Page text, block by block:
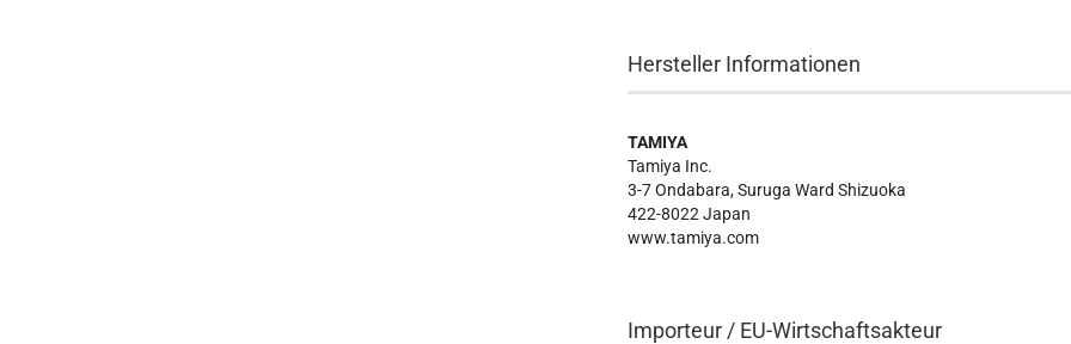
Hersteller Informationen
TAMIYA
Tamiya Inc.
3-7 Ondabara, Suruga Ward Shizuoka
422-8022 Japan
www.tamiya.com
Importeur / EU-Wirtschaftsakteur